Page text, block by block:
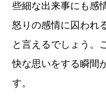
些細な出来事にも感
怒りの感情に囚われ
と言えるでしょう。
快な思いをする瞬間
す。